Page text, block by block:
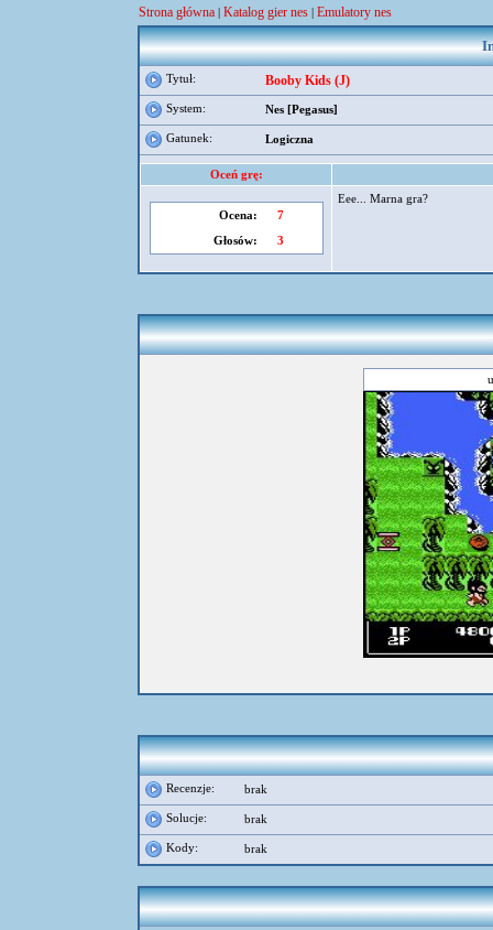
Strona główna | Katalog gier nes | Emulatory nes
Tytuł: Booby Kids (J)
System: Nes [Pegasus]
Gatunek: Logiczna
Oceń grę:
Ocena:
7
Głosów:
3
Eee... Marna gra?
Recenzje: brak
Solucje: brak
Kody: brak